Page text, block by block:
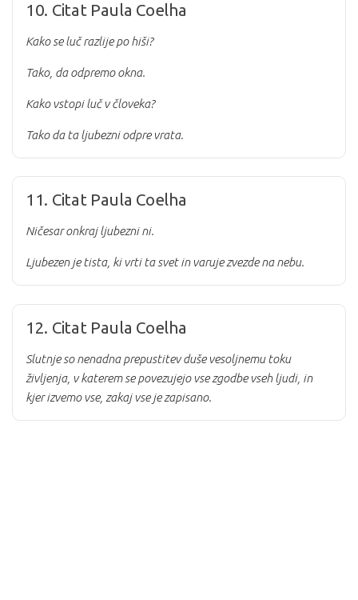
10. Citat Paula Coelha
Kako se luč razlije po hiši?
Tako, da odpremo okna.
Kako vstopi luč v človeka?
Tako da ta ljubezni odpre vrata.
11. Citat Paula Coelha
Ničesar onkraj ljubezni ni.
Ljubezen je tista, ki vrti ta svet in varuje zvezde na nebu.
12. Citat Paula Coelha
Slutnje so nenadna prepustitev duše vesoljnemu toku
življenja, v katerem se povezujejo vse zgodbe vseh ljudi, in
kjer izvemo vse, zakaj vse je zapisano.